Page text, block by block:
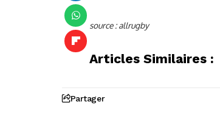
source : allrugby
Articles Similaires :
Partager